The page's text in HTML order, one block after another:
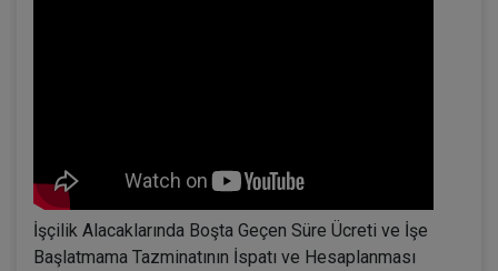
İşçilik Alacaklarında Boşta Geçen Süre Ücreti ve İşe
Başlatmama Tazminatının İspatı ve Hesaplanması